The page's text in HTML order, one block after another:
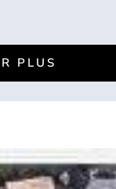
PLUS